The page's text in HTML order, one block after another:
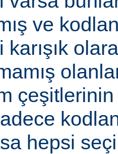
ve
karışık
hepsi